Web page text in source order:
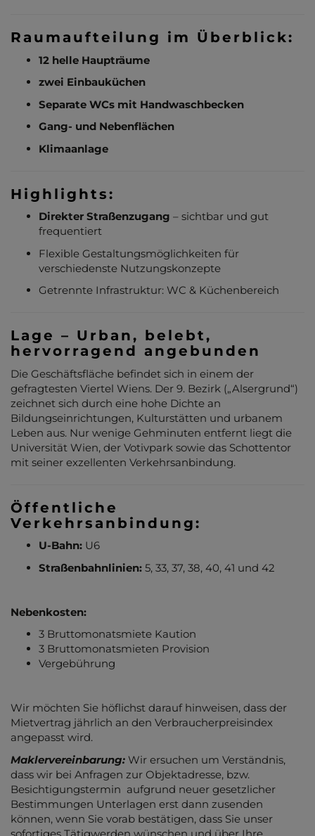
Raumaufteilung im Überblick:
12 helle Haupträume
zwei Einbauküchen
Separate WCs mit Handwaschbecken
Gang- und Nebenflächen
Klimaanlage
Highlights:
Direkter Straßenzugang – sichtbar und gut
frequentiert
Flexible Gestaltungsmöglichkeiten für
verschiedenste Nutzungskonzepte
Getrennte Infrastruktur: WC & Küchenbereich
Lage – Urban, belebt,
hervorragend angebunden
Die Geschäftsfläche befindet sich in einem der
gefragtesten Viertel Wiens. Der 9. Bezirk („Alsergrund“)
zeichnet sich durch eine hohe Dichte an
Bildungseinrichtungen, Kulturstätten und urbanem
Leben aus. Nur wenige Gehminuten entfernt liegt die
Universität Wien, der Votivpark sowie das Schottentor
mit seiner exzellenten Verkehrsanbindung.
Öffentliche
Verkehrsanbindung:
U-Bahn: U6
Straßenbahnlinien: 5, 33, 37, 38, 40, 41 und 42
Nebenkosten:
3 Bruttomonatsmiete Kaution
3 Bruttomonatsmieten Provision
Vergebührung
Wir möchten Sie höflichst darauf hinweisen, dass der
Mietvertrag jährlich an den Verbraucherpreisindex
angepasst wird.
Maklervereinbarung: Wir ersuchen um Verständnis,
dass wir bei Anfragen zur Objektadresse, bzw.
Besichtigungstermin aufgrund neuer gesetzlicher
Bestimmungen Unterlagen erst dann zusenden
können, wenn Sie vorab bestätigen, dass Sie unser
sofortiges Tätigwerden wünschen und über Ihre